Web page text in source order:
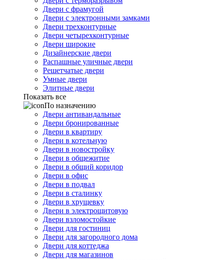
Двери с фрамугой
Двери с электронными замками
Двери трехконтурные
Двери четырехконтурные
Двери широкие
Дизайнерские двери
Распашные уличные двери
Решетчатые двери
Умные двери
Элитные двери
Показать все
По назначению
Двери антивандальные
Двери бронированные
Двери в квартиру
Двери в котельную
Двери в новостройку
Двери в общежитие
Двери в общий коридор
Двери в офис
Двери в подвал
Двери в сталинку
Двери в хрущевку
Двери в электрощитовую
Двери взломостойкие
Двери для гостиниц
Двери для загородного дома
Двери для коттеджа
Двери для магазинов